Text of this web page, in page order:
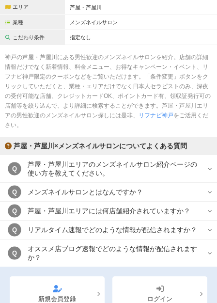
2名様歓迎 団体様歓迎
完全個室 半個室あり
ペアルームあり シャワー室完備
フットバスあり
専用駐車場あり 有資格者在籍
日本人スタッフのみ 女性スタッフのみ
こだわり条件を変更
閉じる
エリア 芦屋・芦屋川
業種 メンズネイルサロン
こだわり条件 指定なし
神戸の芦屋・芦屋川にある男性歓迎のメンズネイルサロンを紹介。店舗の詳細
情報だけでなく新着情報、料金メニュー、お得なキャンペーン・イベント、リ
フナビ神戸限定のクーポンなどをご覧いただけます。「条件変更」ボタンをク
リックしていただくと、業種・エリアだけでなく日本人セラピストのみ、深夜
の受付可能な店舗、クレジットカードOK、ポイントカード有、領収証発行可の
店舗等を絞り込んで、より詳細に検索することができます。芦屋・芦屋川エリ
アの男性歓迎のメンズネイルサロン探しには是非、
リフナビ神戸をご活用くだ
さい。
芦屋・芦屋川×メンズネイルサロンについてよくある質問
Q
芦屋・芦屋川エリアのメンズネイルサロン紹介ページの
使い方を教えてください。
Q メンズネイルサロンとはなんですか？
Q 芦屋・芦屋川エリアには何店舗紹介されていますか？
Q リアルタイム速報でどのような情報が配信されますか？
Q
オススメ店ブログ速報でどのような情報が配信されます
か？
新規会員登録 ログイン